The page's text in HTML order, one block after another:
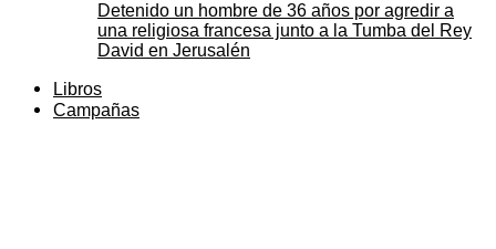
Detenido un hombre de 36 años por agredir a
una religiosa francesa junto a la Tumba del Rey
David en Jerusalén
Libros
Campañas